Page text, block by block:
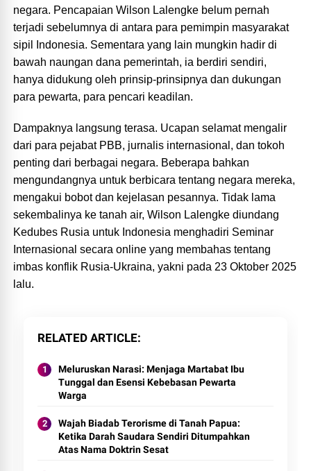
negara. Pencapaian Wilson Lalengke belum pernah
terjadi sebelumnya di antara para pemimpin masyarakat
sipil Indonesia. Sementara yang lain mungkin hadir di
bawah naungan dana pemerintah, ia berdiri sendiri,
hanya didukung oleh prinsip-prinsipnya dan dukungan
para pewarta, para pencari keadilan.
Dampaknya langsung terasa. Ucapan selamat mengalir
dari para pejabat PBB, jurnalis internasional, dan tokoh
penting dari berbagai negara. Beberapa bahkan
mengundangnya untuk berbicara tentang negara mereka,
mengakui bobot dan kejelasan pesannya. Tidak lama
sekembalinya ke tanah air, Wilson Lalengke diundang
Kedubes Rusia untuk Indonesia menghadiri Seminar
Internasional secara online yang membahas tentang
imbas konflik Rusia-Ukraina, yakni pada 23 Oktober 2025
lalu.
RELATED ARTICLE
Meluruskan Narasi: Menjaga Martabat Ibu
Tunggal dan Esensi Kebebasan Pewarta
Warga
Wajah Biadab Terorisme di Tanah Papua:
Ketika Darah Saudara Sendiri Ditumpahkan
Atas Nama Doktrin Sesat